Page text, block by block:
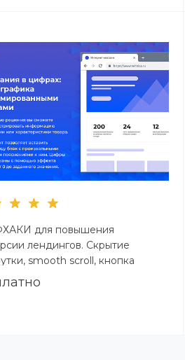
для повышения
лендингов. Скрытие
smooth scroll, кнопка